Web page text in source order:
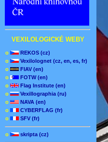
VEXILOLOGICKÉ WEBY
o
REKOS (cz)
o
Vexilolognet (cz, en, es, fr)
o
FIAV (en)
o
FOTW (en)
o
Flag Institute (en)
o
Vexillographia (ru)
o
NAVA (en)
o
CYBERFLAG (fr)
o
SFV (fr)
o skripta (cz)